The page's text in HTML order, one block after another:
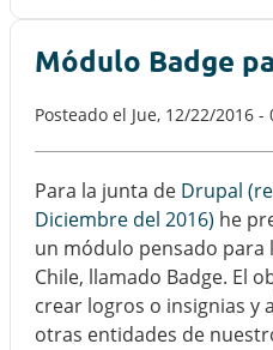
Módulo Badge
Posteado el Jue, 12/22/2016 -
Para la junta de Drupal
Diciembre del 2016) he
un módulo pensado para
Chile, llamado Badge. El
crear logros o insignias y
otras entidades de